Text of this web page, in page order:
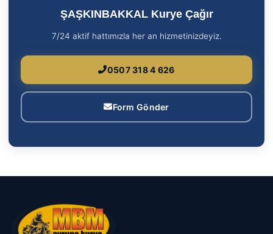
ŞAŞKINBAKKAL Kurye Çağır
7/24 aktif hattımızla her an hizmetinizdeyiz.
0507 318 4 626
Form Gönder